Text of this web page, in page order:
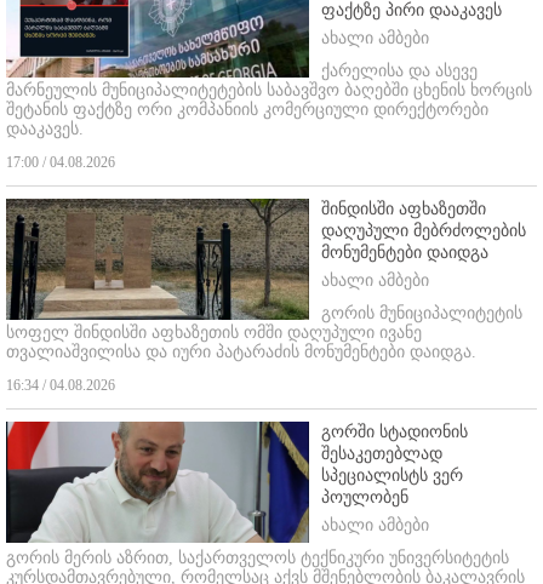
ფაქტზე პირი დააკავეს
ახალი ამბები
ქარელისა და ასევე
მარნეულის მუნიციპალიტეტების საბავშვო ბაღებში ცხენის ხორცის
შეტანის ფაქტზე ორი კომპანიის კომერციული დირექტორები
დააკავეს.
17:00 / 04.08.2026
შინდისში აფხაზეთში
დაღუპული მებრძოლების
მონუმენტები დაიდგა
ახალი ამბები
გორის მუნიციპალიტეტის
სოფელ შინდისში აფხაზეთის ომში დაღუპული ივანე
თვალიაშვილისა და იური პატარაძის მონუმენტები დაიდგა.
16:34 / 04.08.2026
გორში სტადიონის
შესაკეთებლად
სპეციალისტს ვერ
პოულობენ
ახალი ამბები
გორის მერის აზრით, საქართველოს ტექნიკური უნივერსიტეტის
კურსდამთავრებული, რომელსაც აქვს მშენებლობის ბაკალავრის